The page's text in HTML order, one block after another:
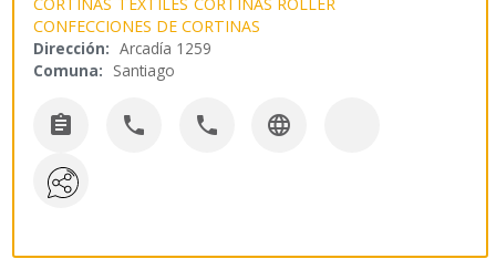
CONFECCIONES DE CORTINAS
Dirección: Arcadía 1259
Comuna: Santiago
   